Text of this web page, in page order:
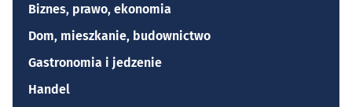
Biznes, prawo, ekonomia
Dom, mieszkanie, budownictwo
Gastronomia i jedzenie
Handel